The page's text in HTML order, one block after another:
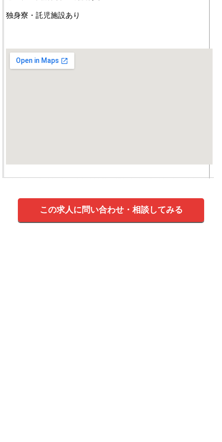
独身寮・託児施設あり
この求人に問い合わせ・相談してみる